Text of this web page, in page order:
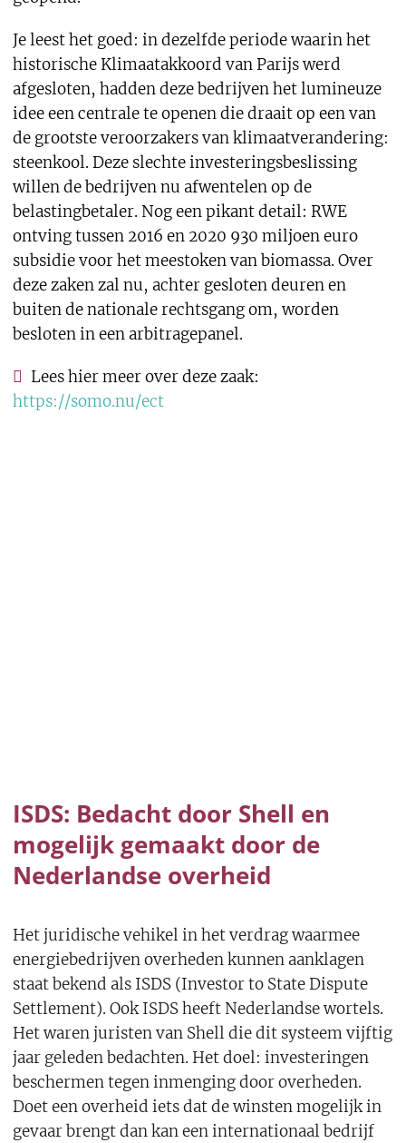
Je leest het goed: in dezelfde periode waarin het
historische Klimaatakkoord van Parijs werd
afgesloten, hadden deze bedrijven het lumineuze
idee een centrale te openen die draait op een van
de grootste veroorzakers van klimaatverandering:
steenkool. Deze slechte investeringsbeslissing
willen de bedrijven nu afwentelen op de
belastingbetaler. Nog een pikant detail: RWE
ontving tussen 2016 en 2020 930 miljoen euro
subsidie voor het meestoken van biomassa. Over
deze zaken zal nu, achter gesloten deuren en
buiten de nationale rechtsgang om, worden
besloten in een arbitragepanel.
Lees hier meer over deze zaak:
https://somo.nu/ect
ISDS: Bedacht door Shell en
mogelijk gemaakt door de
Nederlandse overheid
Het juridische vehikel in het verdrag waarmee
energiebedrijven overheden kunnen aanklagen
staat bekend als ISDS (Investor to State Dispute
Settlement). Ook ISDS heeft Nederlandse wortels.
Het waren juristen van Shell die dit systeem vijftig
jaar geleden bedachten. Het doel: investeringen
beschermen tegen inmenging door overheden.
Doet een overheid iets dat de winsten mogelijk in
gevaar brengt dan kan een internationaal bedrijf